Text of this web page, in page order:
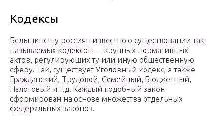
Кодексы
Большинству россиян известно о существовании так
называемых кодексов — крупных нормативных
актов, регулирующих ту или иную общественную
сферу. Так, существует Уголовный кодекс, а также
Гражданский, Трудовой, Семейный, Бюджетный,
Налоговый и т.д. Каждый подобный закон
сформирован на основе множества отдельных
федеральных законов.